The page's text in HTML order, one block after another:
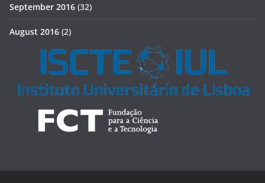
September 2016 (32)
August 2016 (2)